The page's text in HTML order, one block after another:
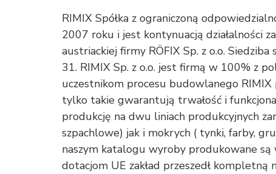
RIMIX Spółka z ograniczoną
2007 roku i jest kontynuacją działalności
austriackiej firmy RÖFIX Sp. z o.o.
31. RIMIX Sp. z o.o. jest firmą w 100% z
uczestnikom procesu budowlanego
tylko takie gwarantują trwałość i
produkcję na dwu liniach produkcyjnych
szpachlowe) jak i mokrych ( tynki, farby,
naszym katalogu wyroby produkowane są
dotacjom UE zakład przeszedł